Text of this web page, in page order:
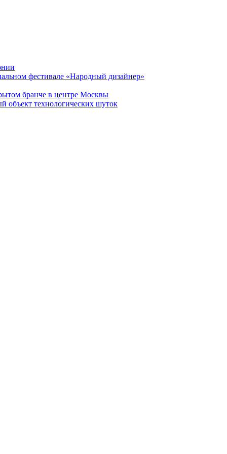
фестивале «Народный дизайнер»
бранче в центре Москвы
объект технологических шуток